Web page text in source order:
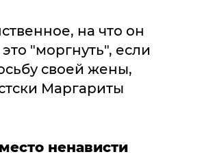
на что он
"моргнуть", если
своей жены,
Маргариты
ненависти